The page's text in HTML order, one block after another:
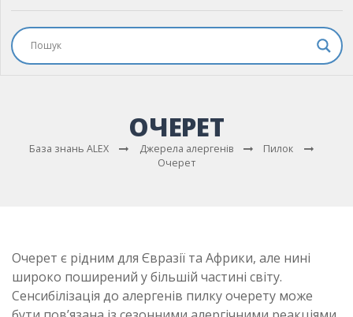
ОЧЕРЕТ
База знань ALEX Джерела алергенів
Пилок
Очерет
Очерет є рідним для Євразії та Африки, але нині
широко поширений у більшій частині світу.
Сенсибілізація до алергенів пилку очерету може